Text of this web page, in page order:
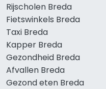
Rijscholen Breda
Fietswinkels Breda
Taxi Breda
Kapper Breda
Gezondheid Breda
Afvallen Breda
Gezond eten Breda